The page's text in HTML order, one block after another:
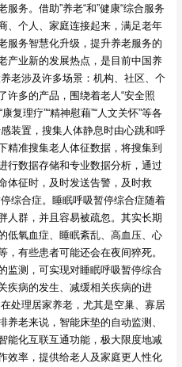
务。借助”养老“和”健康“综合服务
、个人、家庭连接起来，满足老年
服务智慧化升级，提升养老服务的
产业新的发展热点，是目前中国养
老涉及许多场景：机构、社区、个
许多的产品，围绕着老人“安全照
康复理疗”“精神慰藉”“人文关怀”等各
装置，搜集人体静息时由心跳和呼
精准搜集老人体征数据，将搜集到
行数据存储和专业数据分析，通过
体征时，及时发送告警，及时救
综合症。睡眠呼吸暂停综合症随着
人群，并且容易被疏忽。其实长期
低氧血症、睡眠紊乱、高血压、心
有些患者可能还会在夜间猝死。
监测，可实现对睡眠呼吸暂停综合
疾病的发生、减缓相关疾病的进
处理居家养老，尤其是空巢、寡居
老来说，智能床垫的自动监测、
能化互联互通功能，极大限度地减
效率，提供给老人及家庭更人性化